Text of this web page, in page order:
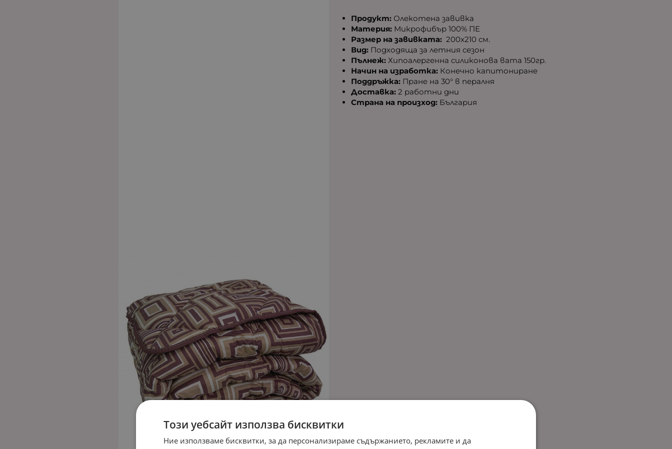
Продукт: Олекотена завивка
Материя: Микрофибър 100% ПЕ
Размер на завивката: 200х210 см.
Вид: Подходяща за летния сезон
Пълнеж: Хипоалергенна силиконова вата 150гр.
Начин на изработка: Конечно капитониране
Поддръжка: Пране на 30° в пералня
Доставка: 2 работни дни
Страна на произход: България
Този уебсайт използва бисквитки
Ние използваме бисквитки, за да персонализираме съдържанието, рекламите и да